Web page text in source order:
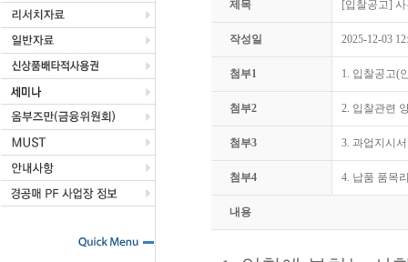
제목 [입찰공고]
작성일 2025-12-03
첨부1 1. 입찰공고(
첨부2 2. 입찰관련
첨부3 3. 과업지시
첨부4 4. 납품 품목
내용